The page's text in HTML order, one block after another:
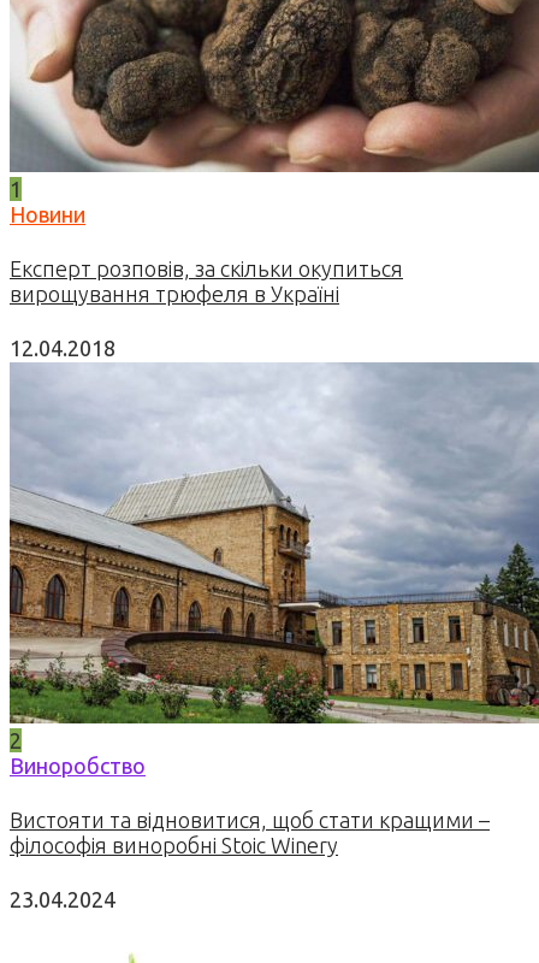
1
Новини
Експерт розповів, за скільки окупиться
вирощування трюфеля в Україні
12.04.2018
2
Виноробство
Вистояти та відновитися, щоб стати кращими –
філософія виноробні Stoic Winery
23.04.2024